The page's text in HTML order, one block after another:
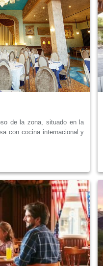
de la zona, situado en la
con cocina internacional y